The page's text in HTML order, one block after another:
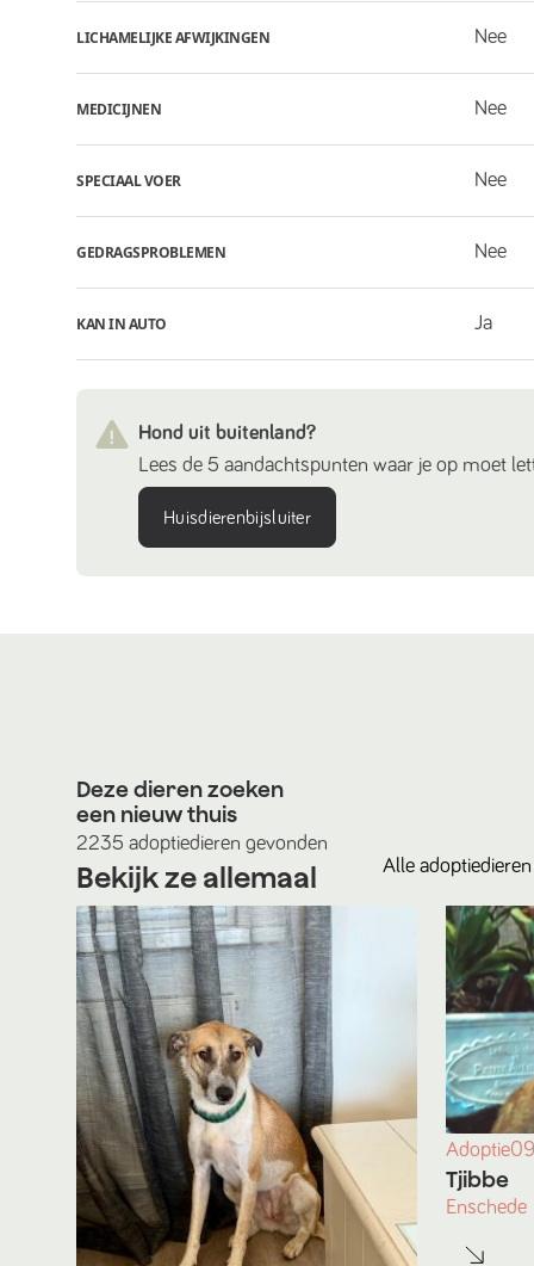
LICHAMELIJKE AFWIJKINGEN Nee
MEDICIJNEN Nee
SPECIAAL VOER Nee
GEDRAGSPROBLEMEN Nee
KAN IN AUTO Ja
Hond uit buitenland?
Lees de 5 aandachtspunten waar je op moet
Huisdierenbijsluiter
Deze dieren zoeken
een nieuw thuis
2235 adoptiedieren gevonden
Bekijk ze allemaal Alle adoptiedieren
Adoptie
Tjibbe
Enschede